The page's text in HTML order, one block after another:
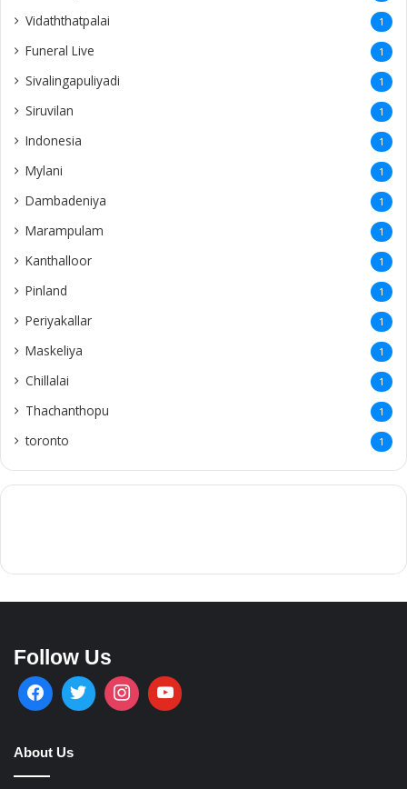
Vidaththatpalai 1
Funeral Live 1
Sivalingapuliyadi 1
Siruvilan 1
Indonesia 1
Mylani 1
Dambadeniya 1
Marampulam 1
Kanthalloor 1
Pinland 1
Periyakallar 1
Maskeliya 1
Chillalai 1
Thachanthopu 1
toronto 1
Follow Us
About Us